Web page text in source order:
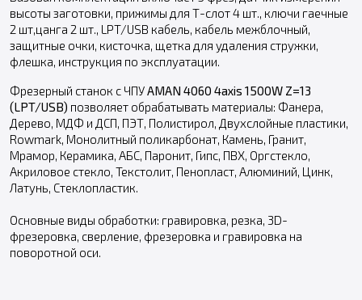
высоты заготовки, прижимы для Т-слот 4 шт., ключи гаечные
2 шт,цанга 2 шт., LPT/USB кабель, кабель межблочный,
защитные очки, кисточка, щетка для удаления стружки,
флешка, инструкция по эксплуатации.
Фрезерный станок с ЧПУAMAN 4060 4axis 1500W Z=13
(LPT/USB) позволяет обрабатывать материалы: Фанера,
Дерево, МДФ и ДСП, ПЭТ, Полистирол, Двухслойные пластики,
Rowmark, Монолитный поликарбонат, Камень, Гранит,
Мрамор, Керамика, АБС, Паронит, Гипс, ПВХ, Оргстекло,
Акриловое стекло, Текстолит, Пенопласт, Алюминий, Цинк,
Латунь, Стеклопластик.
Основные виды обработки: гравировка, резка, 3D-
фрезеровка, сверление, фрезеровка и гравировка на
поворотной оси.